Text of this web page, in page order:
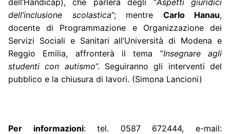
dell’Handicap), che parlerà degli “Aspetti giuridici
dell’inclusione scolastica”; mentre Carlo Hanau,
docente di Programmazione e Organizzazione dei
Servizi Sociali e Sanitari all’Università di Modena e
Reggio Emilia, affronterà il tema “Insegnare agli
studenti con autismo”. Seguiranno gli interventi del
pubblico e la chiusura di lavori. (Simona Lancioni)
Per informazioni: tel. 0587 672444, e-mail: